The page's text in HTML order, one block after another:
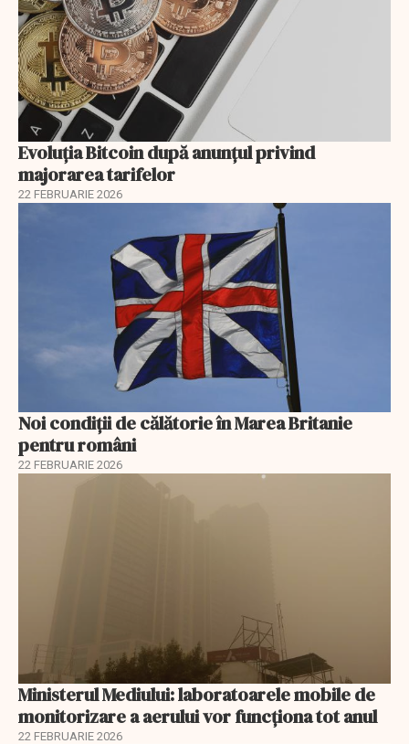
Evoluția Bitcoin după anunțul privind
majorarea tarifelor
22 FEBRUARIE 2026
Noi condiții de călătorie în Marea Britanie
pentru români
22 FEBRUARIE 2026
Ministerul Mediului: laboratoarele mobile de
monitorizare a aerului vor funcționa tot anul
22 FEBRUARIE 2026